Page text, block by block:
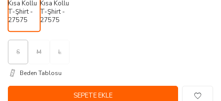
S M L
Beden Tablosu
SEPETE EKLE